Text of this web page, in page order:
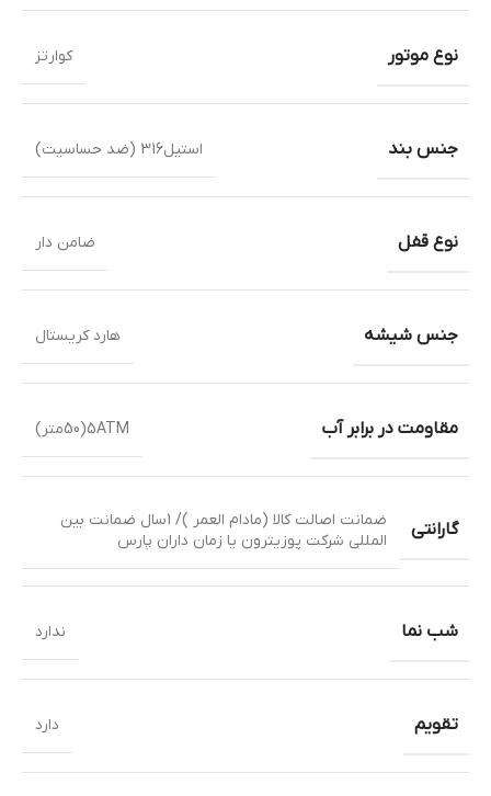
نوع موتور کوارتز
جنس بند استیل316 (ضد حساسیت)
نوع قفل ضامن دار
جنس شیشه هارد کریستال
مقاومت در برابر آب 5ATM(50متر)
گارانتی
ضمانت اصالت کالا (مادام العمر )/ 1سال ضمانت بین
المللی شرکت پوزیترون یا زمان داران پارس
شب نما ندارد
تقویم دارد